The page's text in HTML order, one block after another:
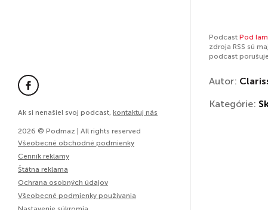
Ak si nenašiel svoj podcast, kontaktuj nás
2026 © Podmaz | All rights reserved
Všeobecné obchodné podmienky
Cenník reklamy
Štátna reklama
Ochrana osobných údajov
Všeobecné podmienky používania
Podcast Pod
zdroja RSS sú
podcast
Autor:
Kategórie: